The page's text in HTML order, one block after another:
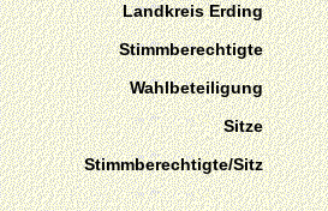
Landkreis Erding
Stimmberechtigte
Wahlbeteiligung
Sitze
Stimmberechtigte/Sitz